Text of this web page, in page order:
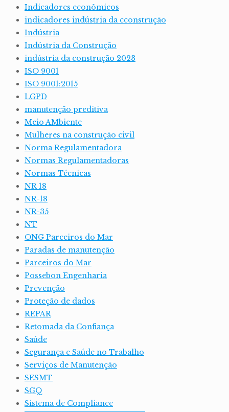
Indicadores econômicos
indicadores indústria da cconstrução
Indústria
Indústria da Construção
indústria da construção 2023
ISO 9001
ISO 9001:2015
LGPD
manutenção preditiva
Meio AMbiente
Mulheres na construção civil
Norma Regulamentadora
Normas Regulamentadoras
Normas Técnicas
NR 18
NR-18
NR-35
NT
ONG Parceiros do Mar
Paradas de manutenção
Parceiros do Mar
Possebon Engenharia
Prevenção
Proteção de dados
REPAR
Retomada da Confiança
Saúde
Segurança e Saúde no Trabalho
Serviços de Manutenção
SESMT
SGQ
Sistema de Compliance